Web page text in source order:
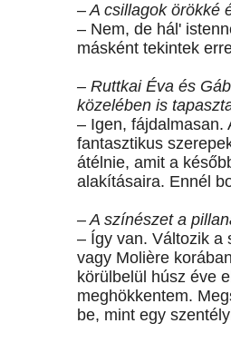
– A csillagok örökké
– Nem, de hál'
másként tekintek
– Ruttkai Éva és
közelében is
– Igen, fájdalmasan.
fantasztikus
átélnie, amit a
alakításaira. Ennél
– A színészet a
– Így van. Változik a
vagy Molière
körülbelül húsz éve
meghökkentem.
be, mint egy